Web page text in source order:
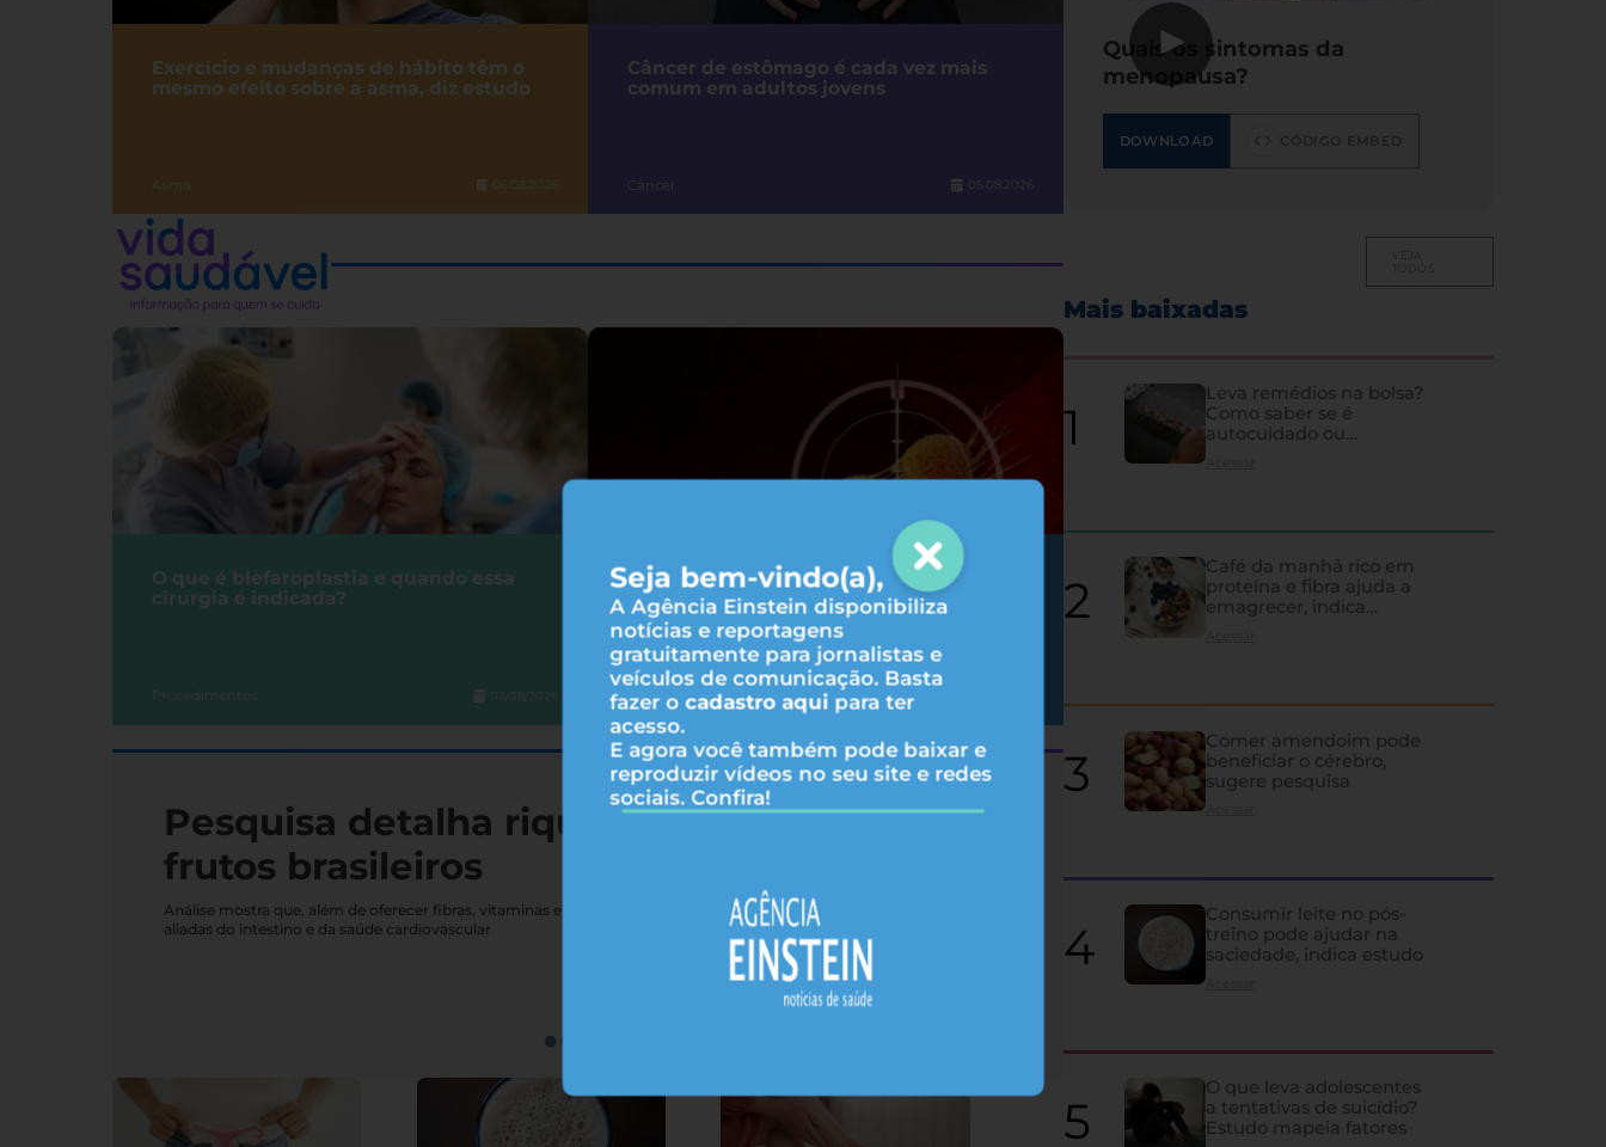
Seja bem-vindo(a),
A Agência Einstein disponibiliza
notícias e reportagens
gratuitamente para jornalistas e
veículos de comunicação. Basta
fazer ocadastro aqui para ter
acesso.
E agora você também pode baixar e
reproduzir vídeos no seu site e redes
sociais. Confira!
Exercício e mudanças de hábito têm o
mesmo efeito sobre a asma, diz estudo
Asma 06.08.2026
Câncer de estômago é cada vez mais
comum em adultos jovens
Câncer 05.08.2026
O que é blefaroplastia e quando essa
cirurgia é indicada?
Procedimentos 03/08/2026
Como as terapias-alvo agem no
tratamento do câncer?
Oncologia
Pesquisa detalha riqueza nutricional de 19
frutos brasileiros
Análise mostra que, além de oferecer fibras, vitaminas e sais minerais, alimentos nativos concentram substâncias
aliadas do intestino e da saúde cardiovascular
Os sinais de que a
quase ninguém percebe
Ela influencia humor, memória, fertilidade, sono e vida sexual;
despercebidos e os principais problemas que atingem a glândula
▶
Quais os sintomas da
menopausa?
DOWNLOAD
Mais baixadas
Leva remédios na bolsa?
Como saber se é
autocuidado ou
hipocondria
Acessar
Café da manhã rico em
proteína e fibra ajuda a
emagrecer, indica
Comer amendoim pode
beneficiar o cérebro,
sugere pesquisa
Acessar
Consumir leite no pós-
treino pode ajudar na
saciedade, indica estudo
Acessar
O que leva adolescentes
a tentativas de suicídio?
Estudo mapeia fatores